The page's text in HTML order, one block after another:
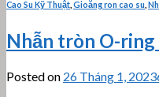
Cao Su Kỹ Thuật Gioăng ron cao su
Nhẫn tròn O-ring
Posted on 26 Tháng 1, 2023